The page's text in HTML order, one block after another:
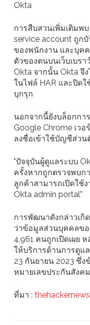
Okta
การสืบสวนเพิ่มเติมพ
service account ถูก
ของพนักงาน และบุค
ตัวของตนบนเว็บเบร
Okta จากนั้น Okta จึ
ในไฟล์ HAR และปิด
บุกรุก
นอกจากนี้ยังบล็อกกา
Google Chrome เว
ลงชื่อเข้าใช้บัญชีส่วน
"ปัจจุบันผู้ดูแลระบบ
ครั้งหากถูกตรวจพบก
ลูกค้าสามารถเปิดใ
Okta admin portal"
การพัฒนาดังกล่าวเกิ
ว่าข้อมูลส่วนบุคคลข
4,961 คนถูกเปิดเผย
ให้บริการด้านการดูแ
23 กันยายน 2023 ซึ่
หมายเลขประกันสังค
ที่มา :